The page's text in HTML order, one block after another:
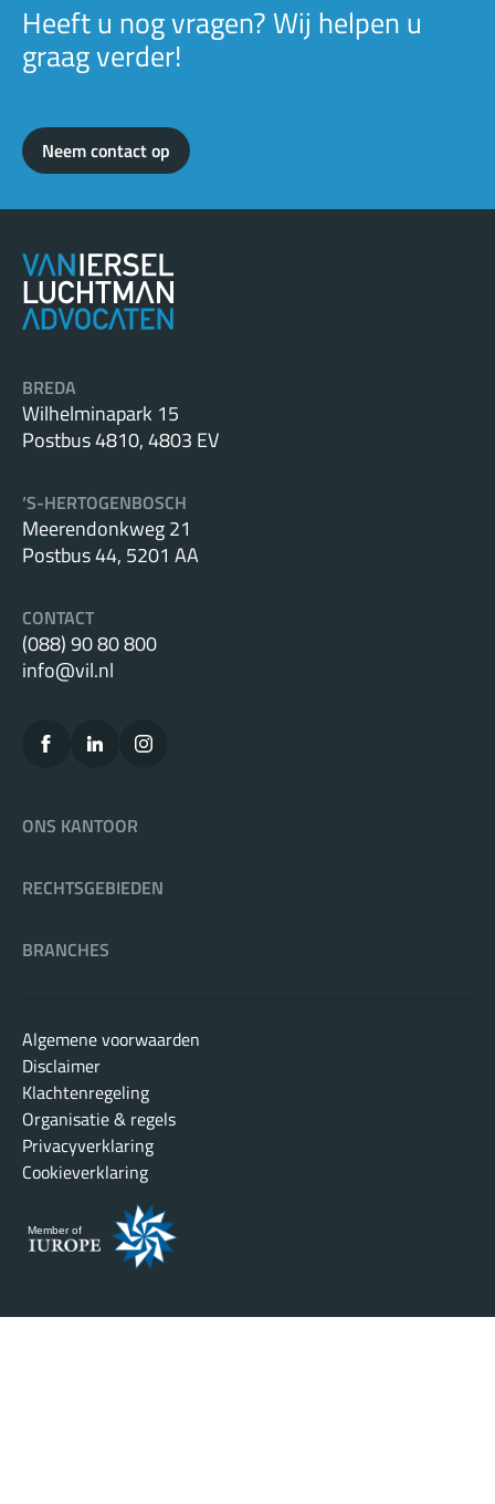
Heeft u nog vragen? Wij helpen u
graag verder!
Neem contact op
BREDA
Wilhelminapark 15
Postbus 4810, 4803 EV
‘S-HERTOGENBOSCH
Meerendonkweg 21
Postbus 44, 5201 AA
CONTACT
(088) 90 80 800
info@vil.nl
ONS KANTOOR
RECHTSGEBIEDEN
BRANCHES
Algemene voorwaarden
Disclaimer
Klachtenregeling
Organisatie & regels
Privacyverklaring
Cookieverklaring
Member of